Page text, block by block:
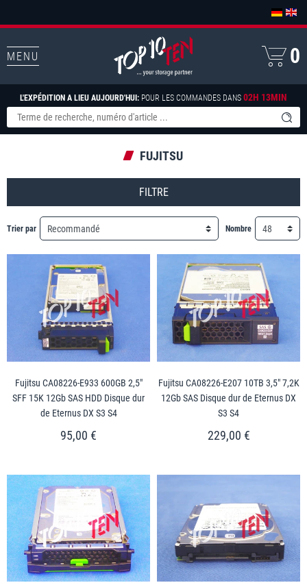
MENU
L'EXPÉDITION A LIEU AUJOURD'HUI: POUR LES COMMANDES DANS 02H 13MIN
0
FUJITSU
FILTRE
Fujitsu CA08226-E933 600GB 2,5"
SFF 15K 12Gb SAS HDD Disque dur
de Eternus DX S3 S4
95,00 €
Fujitsu CA08226-E207 10TB 3,5" 7,2K
12Gb SAS Disque dur de Eternus DX
S3 S4
229,00 €